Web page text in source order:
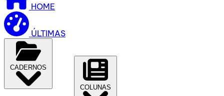
HOME
ÚLTIMAS
CADERNOS
COLUNAS